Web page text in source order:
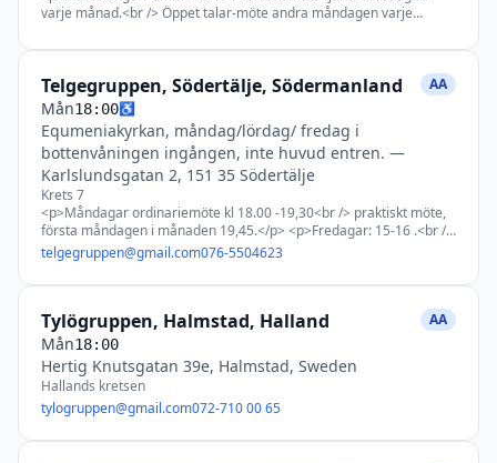
varje månad.<br /> Öppet talar-möte andra måndagen varje
Telgegruppen, Södertälje, Södermanland AA
Mån18:00♿
Equmeniakyrkan, måndag/lördag/ fredag i
bottenvåningen ingången, inte huvud entren. —
Karlslundsgatan 2, 151 35 Södertälje
Krets 7
<p>Måndagar ordinariemöte kl 18.00 -19,30<br /> praktiskt möte,
första måndagen i månaden 19,45.</p> <p>Fredagar: 15-16 .<br />
Lördagar fortsatt samma tid : kl 10.00-11,30</p> <p>lokalen
öppnas 60 min före mötet börjar.</p> <p>
<strong>Telefon</strong>: <span data-olk-copy-
telgegruppen@gmail.com076-5504623
Tylögruppen, Halmstad, Halland AA
Mån18:00
Hertig Knutsgatan 39e, Halmstad, Sweden
Hallands kretsen
tylogruppen@gmail.com072-710 00 65